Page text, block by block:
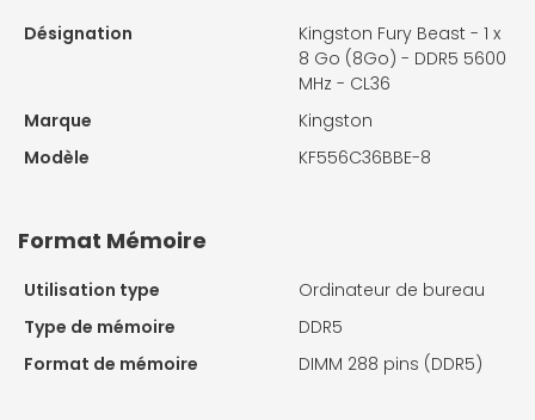
Désignation
Kingston Fury Beast - 1 x
8 Go (8Go) - DDR5 5600
MHz - CL36
Marque
Kingston
Modèle
KF556C36BBE-8
Format Mémoire
Utilisation type
Ordinateur de bureau
Type de mémoire
DDR5
Format de mémoire
DIMM 288 pins (DDR5)